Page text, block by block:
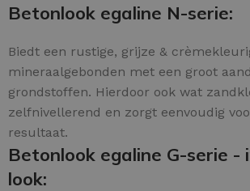
Betonlook egaline N-serie:
Biedt een rustige, grijze &
mineraalgebonden met een groot
grondstoffen. Hierdoor ook wat
zelfnivellerend en zorgt eenvoudig
resultaat.
Betonlook egaline G-serie -
look: